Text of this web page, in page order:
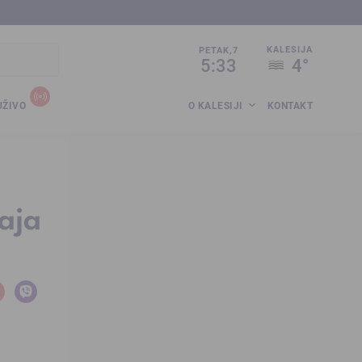
PETAK,7
5:33
KALESIJA
4°
O KALESIJI KONTAKT